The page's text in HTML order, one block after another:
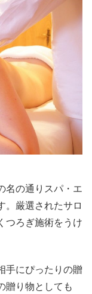
名の通りスパ・エ
。厳選されたサロ
つろぎ施術をうけ
手にぴったりの贈
贈り物としても